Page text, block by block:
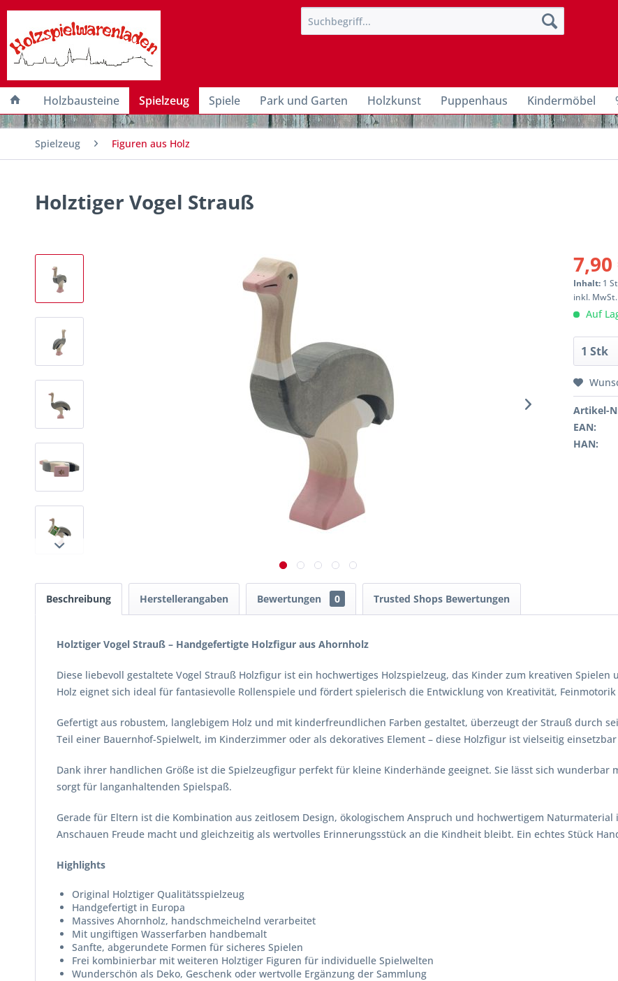
Holzbausteine Spielzeug Spiele Park und Garten Holzkunst Puppenhaus Kindermöbel
Spielzeug Figuren aus Holz
Holztiger Vogel Strauß
Inhalt: 1
inkl.
Auf
Artikel-
EAN:
HAN:
Beschreibung Herstellerangaben Bewertungen 0 Trusted Shops Bewertungen
Holztiger Vogel Strauß – Handgefertigte Holzfigur aus Ahornholz
Diese liebevoll gestaltete Vogel Strauß Holzfigur ist ein hochwertiges Holzspielzeug, das Kinder zum kreativen
Holz eignet sich ideal für fantasievolle Rollenspiele und fördert spielerisch die Entwicklung von Kreativität,
Gefertigt aus robustem, langlebigem Holz und mit kinderfreundlichen Farben gestaltet, überzeugt der Strauß durch
Teil einer Bauernhof-Spielwelt, im Kinderzimmer oder als dekoratives Element – diese Holzfigur ist vielseitig
Dank ihrer handlichen Größe ist die Spielzeugfigur perfekt für kleine Kinderhände geeignet. Sie lässt sich
sorgt für langanhaltenden Spielspaß.
Gerade für Eltern ist die Kombination aus zeitlosem Design, ökologischem Anspruch und hochwertigem Naturmaterial
Anschauen Freude macht und gleichzeitig als wertvolles Erinnerungsstück an die Kindheit bleibt. Ein echtes Stück
Highlights
Original Holztiger Qualitätsspielzeug
Handgefertigt in Europa
Massives Ahornholz, handschmeichelnd verarbeitet
Mit ungiftigen Wasserfarben handbemalt
Sanfte, abgerundete Formen für sicheres Spielen
Frei kombinierbar mit weiteren Holztiger Figuren für individuelle Spielwelten
Wunderschön als Deko, Geschenk oder wertvolle Ergänzung der Sammlung